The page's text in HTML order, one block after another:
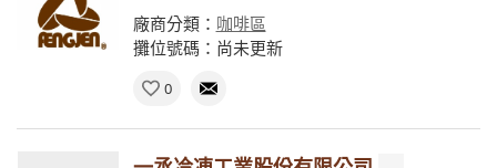
廠商分類： 咖啡區
攤位號碼：尚未更新
0